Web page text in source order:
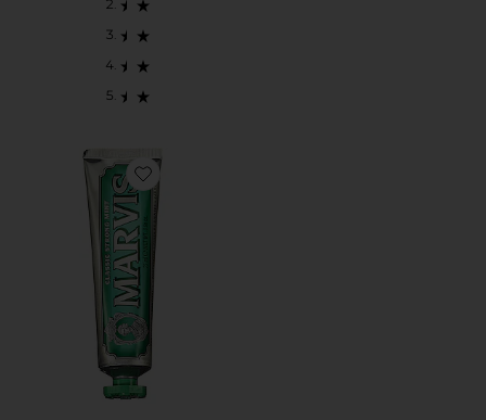
Favorite CLASSIC STRONG 치약